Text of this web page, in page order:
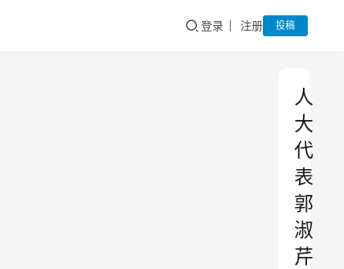
登录 注册 投稿
人
大
代
表
郭
淑
芹